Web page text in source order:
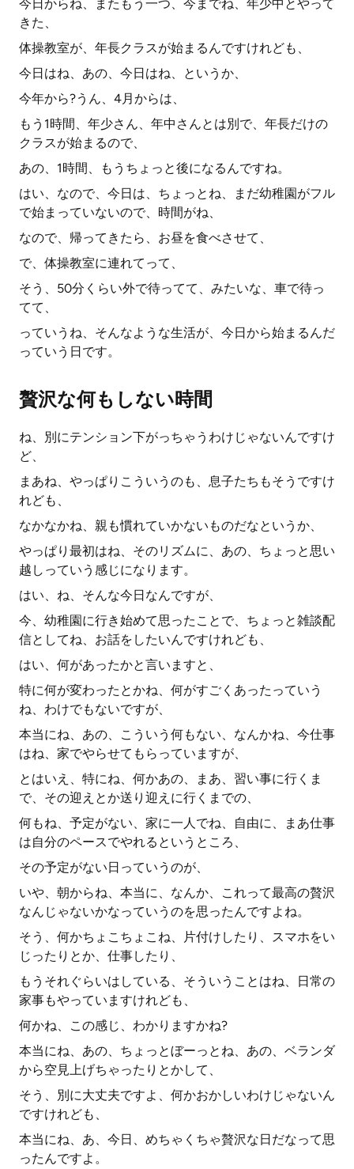
今日からね、またもう一つ、今までね、年少中とやって
きた、
体操教室が、年長クラスが始まるんですけれども、
今日はね、あの、今日はね、というか、
今年から?うん、4月からは、
もう1時間、年少さん、年中さんとは別で、年長だけの
クラスが始まるので、
あの、1時間、もうちょっと後になるんですね。
はい、なので、今日は、ちょっとね、まだ幼稚園がフル
で始まっていないので、時間がね、
なので、帰ってきたら、お昼を食べさせて、
で、体操教室に連れてって、
そう、50分くらい外で待ってて、みたいな、車で待っ
てて、
っていうね、そんなような生活が、今日から始まるんだ
っていう日です。
贅沢な何もしない時間
ね、別にテンション下がっちゃうわけじゃないんですけ
ど、
まあね、やっぱりこういうのも、息子たちもそうですけ
れども、
なかなかね、親も慣れていかないものだなというか、
やっぱり最初はね、そのリズムに、あの、ちょっと思い
越しっていう感じになります。
はい、ね、そんな今日なんですが、
今、幼稚園に行き始めて思ったことで、ちょっと雑談配
信としてね、お話をしたいんですけれども、
はい、何があったかと言いますと、
特に何が変わったとかね、何がすごくあったっていう
ね、わけでもないですが、
本当にね、あの、こういう何もない、なんかね、今仕事
はね、家でやらせてもらっていますが、
とはいえ、特にね、何かあの、まあ、習い事に行くま
で、その迎えとか送り迎えに行くまでの、
何もね、予定がない、家に一人でね、自由に、まあ仕事
は自分のペースでやれるというところ、
その予定がない日っていうのが、
いや、朝からね、本当に、なんか、これって最高の贅沢
なんじゃないかなっていうのを思ったんですよね。
そう、何かちょこちょこね、片付けしたり、スマホをい
じったりとか、仕事したり、
もうそれぐらいはしている、そういうことはね、日常の
家事もやっていますけれども、
何かね、この感じ、わかりますかね?
本当にね、あの、ちょっとぼーっとね、あの、ベランダ
から空見上げちゃったりとかして、
そう、別に大丈夫ですよ、何かおかしいわけじゃないん
ですけれども、
本当にね、あ、今日、めちゃくちゃ贅沢な日だなって思
ったんですよ。